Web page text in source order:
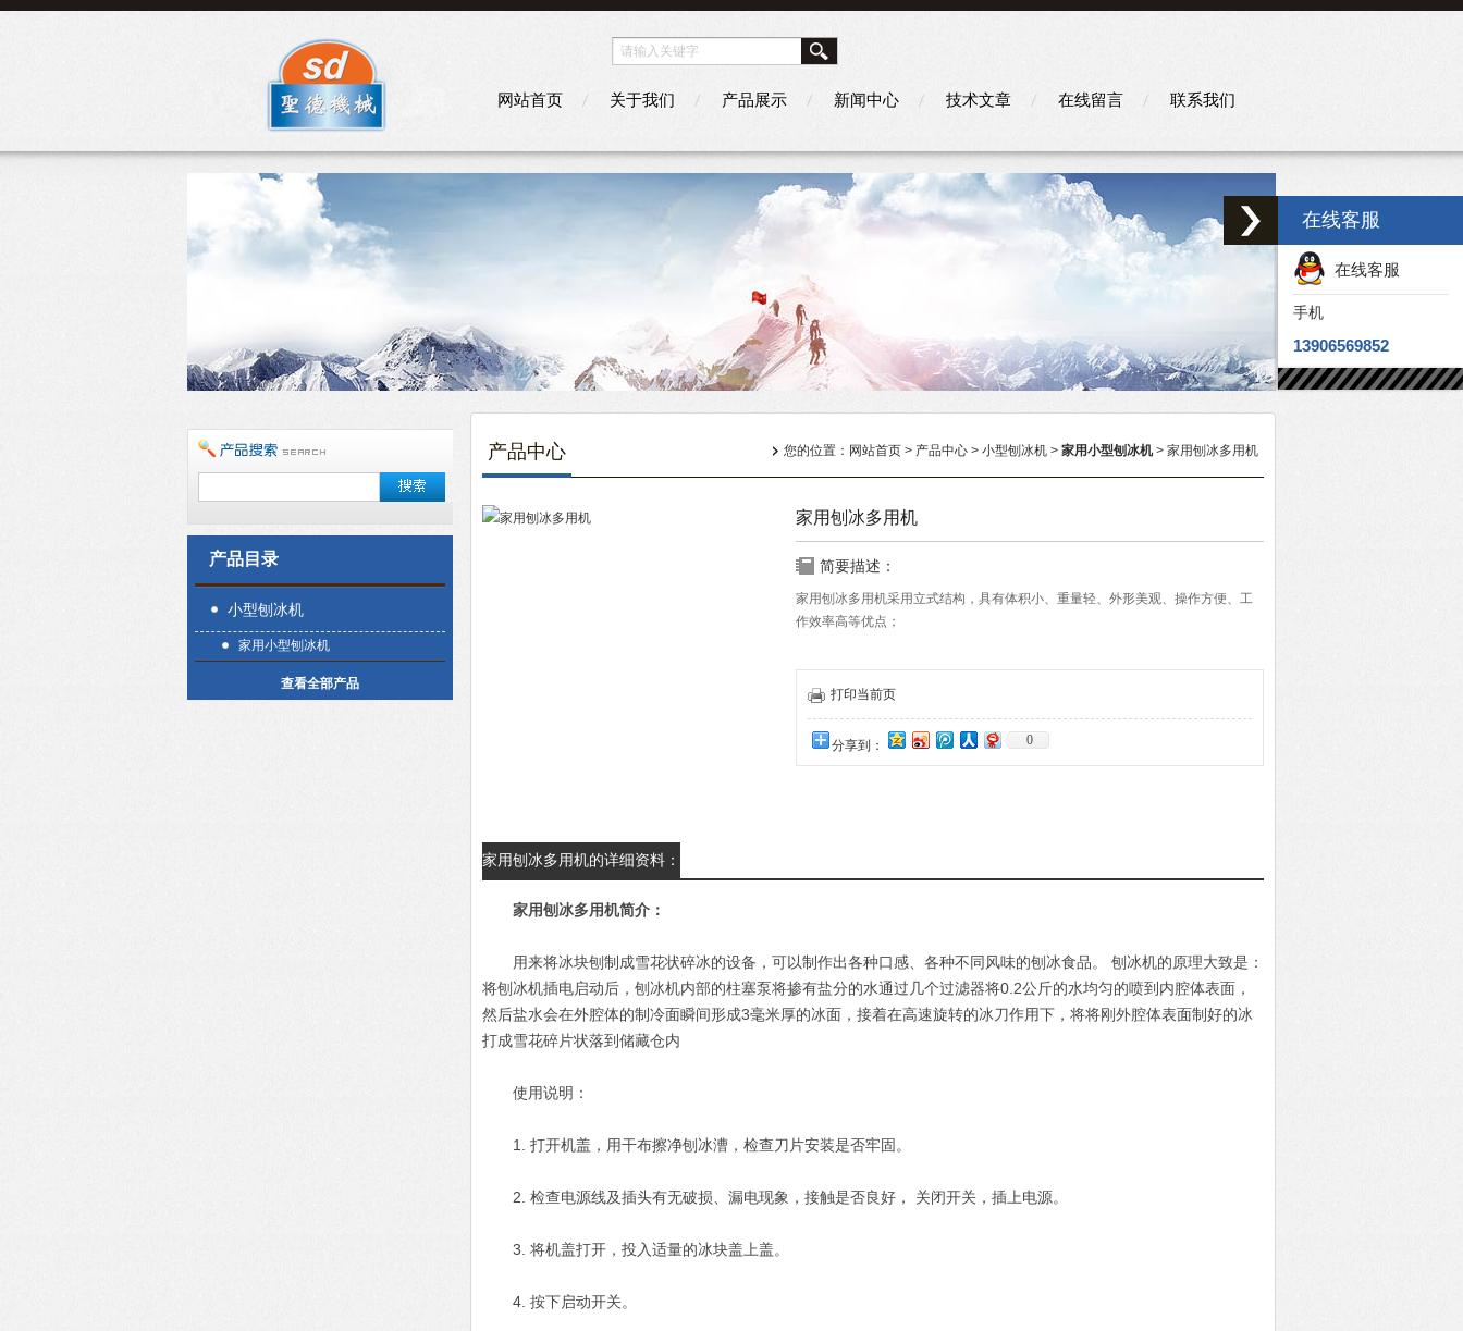
网站首页 关于我们 产品展示 新闻中心 技术文章 在线留言 联系我们
产品目录
小型刨冰机
家用小型刨冰机
查看全部产品
产品中心 您的位置： 网站首页 > 产品中心 > 小型刨冰机 > 家用小型刨冰机> 家用刨冰多用机
家用刨冰多用机
简要描述：
家用刨冰多用机采用立式结构，具有体积小、重量轻、外形美观、操作方便、工
作效率高等优点；
打印当前页
分享到： 0
家用刨冰多用机的详细资料：
家用刨冰多用机简介：
用来将冰块刨制成雪花状碎冰的设备，可以制作出各种口感、各种不同风味的刨冰食品。 刨冰机的原理大致是：
将刨冰机插电启动后，刨冰机内部的柱塞泵将掺有盐分的水通过几个过滤器将0.2公斤的水均匀的喷到内腔体表面，
然后盐水会在外腔体的制冷面瞬间形成3毫米厚的冰面，接着在高速旋转的冰刀作用下，将将刚外腔体表面制好的冰
打成雪花碎片状落到储藏仓内
使用说明：
1. 打开机盖，用干布擦净刨冰漕，检查刀片安装是否牢固。
2. 检查电源线及插头有无破损、漏电现象，接触是否良好， 关闭开关，插上电源。
3. 将机盖打开，投入适量的冰块盖上盖。
4. 按下启动开关。
在线客服
在线客服
手机
13906569852